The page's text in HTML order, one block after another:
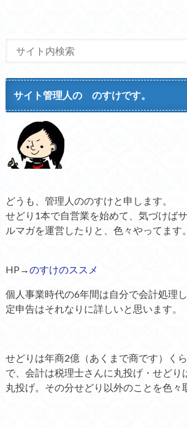
サイト管理人の のすけです。
どうも、管理人ののすけと申します。
せどり1本で自営業を始めて、気づけば
ルマガを運営したりと、色々やってます。
HP→のすけのススメ
個人事業時代の6年間は自分で会計処理
定申告はそれなりに詳しいと思います。
せどりは年商2億（あくまで商です）く
で、会計は税理士さんに丸投げ・せどり
丸投げ。その分せどり以外のことを色々